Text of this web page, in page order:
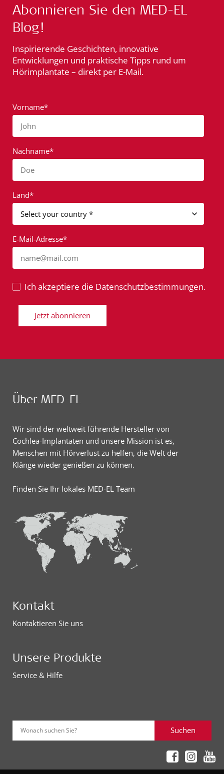
Abonnieren Sie den MED-EL
Blog!
Inspirierende Geschichten, innovative
Entwicklungen und praktische Tipps rund um
Hörimplantate – direkt per E-Mail.
Vorname*
John
Nachname*
Doe
Land*
E-Mail-Adresse*
name@mail.com
Ich akzeptiere die Datenschutzbestimmungen.
Jetzt abonnieren
Über MED-EL
Wir sind der weltweit führende Hersteller von
Cochlea-Implantaten und unsere Mission ist es,
Menschen mit Hörverlust zu helfen, die Welt der
Klänge wieder genießen zu können.
Finden Sie Ihr lokales MED-EL Team
Kontakt
Kontaktieren Sie uns
Unsere Produkte
Service & Hilfe
Wonach suchen Sie? Suchen